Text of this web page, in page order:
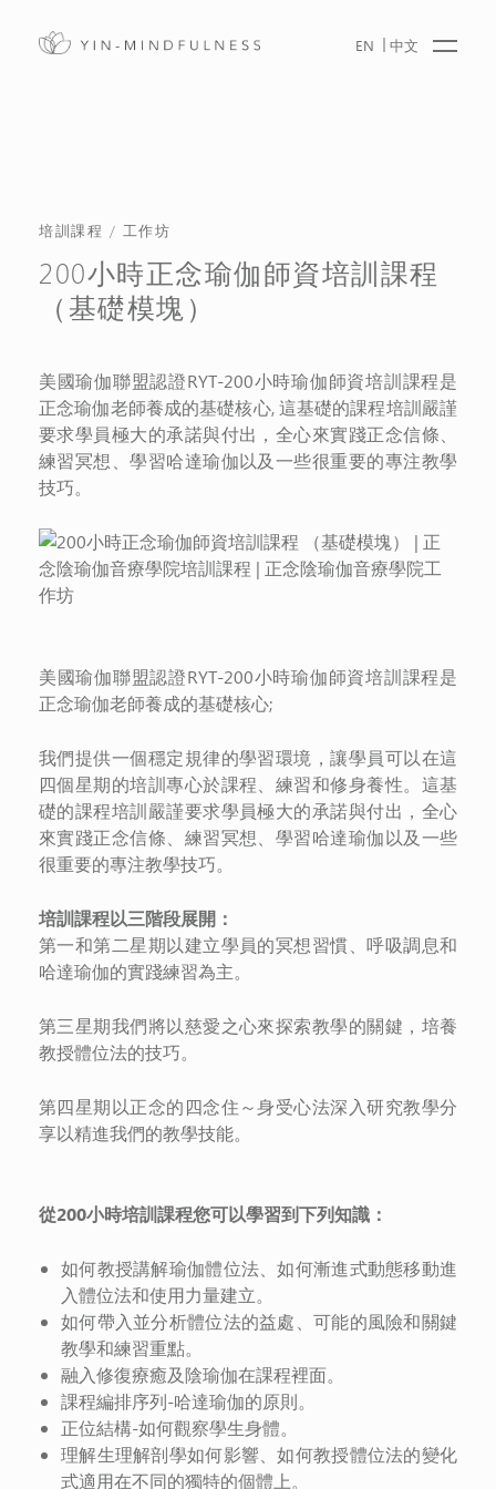
EN 中文
培訓課程 / 工作坊
200小時正念瑜伽師資培訓課程
（基礎模塊）
美國瑜伽聯盟認證RYT-200小時瑜伽師資培訓課程是
正念瑜伽老師養成的基礎核心, 這基礎的課程培訓嚴謹
要求學員極大的承諾與付出，全心來實踐正念信條、
練習冥想、學習哈達瑜伽以及一些很重要的專注教學
技巧。
美國瑜伽聯盟認證RYT-200小時瑜伽師資培訓課程是
正念瑜伽老師養成的基礎核心;
我們提供一個穩定規律的學習環境，讓學員可以在這
四個星期的培訓專心於課程、練習和修身養性。這基
礎的課程培訓嚴謹要求學員極大的承諾與付出，全心
來實踐正念信條、練習冥想、學習哈達瑜伽以及一些
很重要的專注教學技巧。
培訓課程以三階段展開：
第一和第二星期以建立學員的冥想習慣、呼吸調息和
哈達瑜伽的實踐練習為主。
第三星期我們將以慈愛之心來探索教學的關鍵，培養
教授體位法的技巧。
第四星期以正念的四念住～身受心法深入研究教學分
享以精進我們的教學技能。
從200小時培訓課程您可以學習到下列知識：
如何教授講解瑜伽體位法、如何漸進式動態移動進
入體位法和使用力量建立。
如何帶入並分析體位法的益處、可能的風險和關鍵
教學和練習重點。
融入修復療癒及陰瑜伽在課程裡面。
課程編排序列-哈達瑜伽的原則。
正位結構-如何觀察學生身體。
理解生理解剖學如何影響、如何教授體位法的變化
式適用在不同的獨特的個體上。